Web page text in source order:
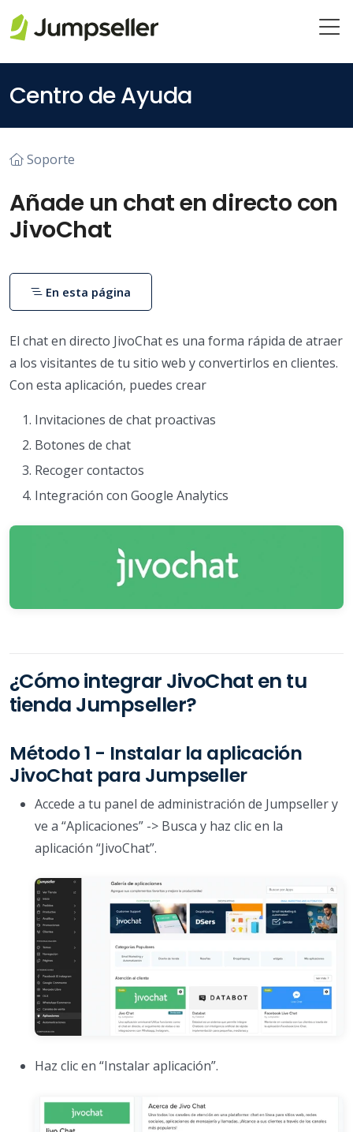
Centro de Ayuda
Soporte
Añade un chat en directo con
JivoChat
El chat en directo JivoChat es una forma rápida de atraer
a los visitantes de tu sitio web y convertirlos en clientes.
Con esta aplicación, puedes crear
Invitaciones de chat proactivas
Botones de chat
Recoger contactos
Integración con Google Analytics
¿Cómo integrar JivoChat en tu
tienda Jumpseller?
Método 1 - Instalar la aplicación
JivoChat para Jumpseller
Accede a tu panel de administración de Jumpseller y
ve a “Aplicaciones” -> Busca y haz clic en la
aplicación “JivoChat”.
Haz clic en “Instalar aplicación”.
En esta página